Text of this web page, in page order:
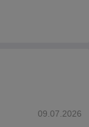
09.07.2026